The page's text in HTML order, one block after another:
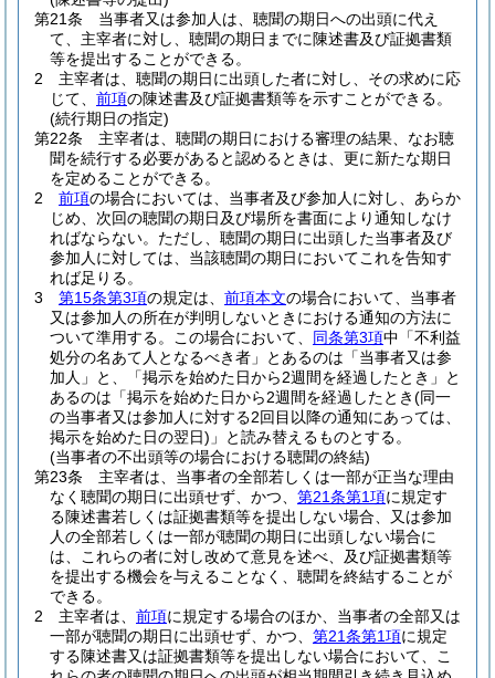
第21条
当事者又は参加人は、聴聞の期日への出頭に代え
て、主宰者に対し、聴聞の期日までに陳述書及び証拠書類
等を提出することができる。
2
主宰者は、聴聞の期日に出頭した者に対し、その求めに応
じて、 前項の陳述書及び証拠書類等を示すことができる。
(続行期日の指定)
第22条
主宰者は、聴聞の期日における審理の結果、なお聴
聞を続行する必要があると認めるときは、更に新たな期日
を定めることができる。
2
前項の場合においては、当事者及び参加人に対し、あらか
じめ、次回の聴聞の期日及び場所を書面により通知しなけ
ればならない。 ただし、聴聞の期日に出頭した当事者及び
参加人に対しては、当該聴聞の期日においてこれを告知す
れば足りる。
3
第15条第3項の規定は、 前項本文の場合において、当事者
又は参加人の所在が判明しないときにおける通知の方法に
ついて準用する。
この場合において、 同条第3項中「不利益
処分の名あて人となるべき者」とあるのは「当事者又は参
加人」と、「掲示を始めた日から2週間を経過したとき」と
あるのは「掲示を始めた日から2週間を経過したとき(同一
の当事者又は参加人に対する2回目以降の通知にあっては、
掲示を始めた日の翌日) 」と読み替えるものとする。
(当事者の不出頭等の場合における聴聞の終結)
第23条
主宰者は、当事者の全部若しくは一部が正当な理由
なく聴聞の期日に出頭せず、かつ、 第21条第1項に規定す
る陳述書若しくは証拠書類等を提出しない場合、又は参加
人の全部若しくは一部が聴聞の期日に出頭しない場合に
は、これらの者に対し改めて意見を述べ、及び証拠書類等
を提出する機会を与えることなく、聴聞を終結することが
できる。
2
主宰者は、 前項に規定する場合のほか、当事者の全部又は
一部が聴聞の期日に出頭せず、かつ、 第21条第1項に規定
する陳述書又は証拠書類等を提出しない場合において、こ